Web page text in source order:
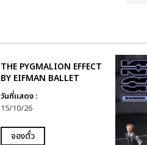
THE PYGMALION EFFECT
BY EIFMAN BALLET
วันที่แสดง :
15/10/26
จองตั๋ว